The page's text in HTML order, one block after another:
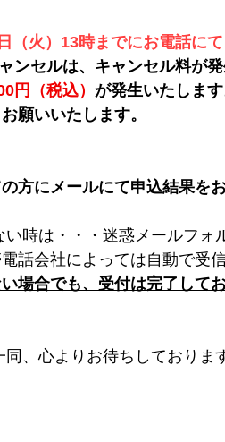
（火）13時までにお電話にて
ンセルは、キャンセル料が発
円（税込） が発生いたします
願いいたします。
方にメールにて申込結果を
話会社によっては自動で受
場合でも、受付は完了して
、心よりお待ちしておりま